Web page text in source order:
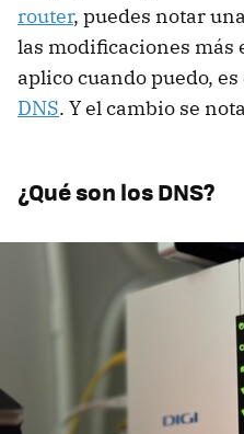
router, puedes notar
las modificaciones más
aplico cuando puedo,
DNS. Y el cambio se
¿Qué son los DNS?